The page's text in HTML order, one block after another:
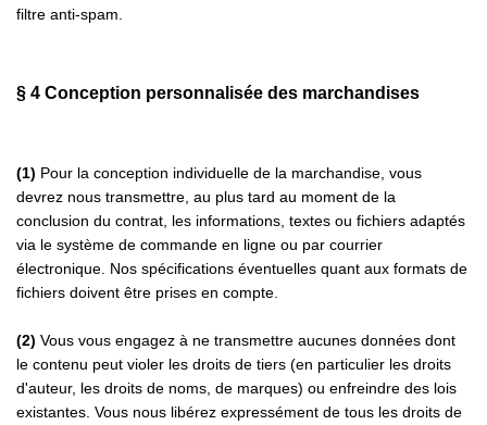
filtre anti-spam.
§ 4 Conception personnalisée des marchandises
(1) Pour la conception individuelle de la marchandise, vous
devrez nous transmettre, au plus tard au moment de la
conclusion du contrat, les informations, textes ou fichiers adaptés
via le système de commande en ligne ou par courrier
électronique. Nos spécifications éventuelles quant aux formats de
fichiers doivent être prises en compte.
(2) Vous vous engagez à ne transmettre aucunes données dont
le contenu peut violer les droits de tiers (en particulier les droits
d'auteur, les droits de noms, de marques) ou enfreindre des lois
existantes. Vous nous libérez expressément de tous les droits de